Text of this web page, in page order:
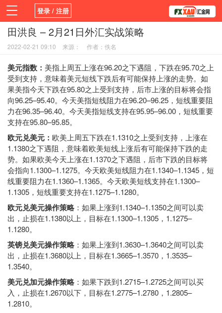
登录 / 注册
首页 新闻 观点
平台
指标EA 书籍
田洪良 – 2月21日外汇实战策略
2022-02-21 09:10 来源： 作者：佚名
美元指数： 美指上周五上涨在96.20之下遇阻，下跌在95.70之上
受到支持，意味着美元短线下跌后有可能保持上涨的走势。如
果美指今天下跌在95.80之上受到支持，后市上涨的目标将会指
向96.25–95.40。今天美指短线阻力在96.20–96.25，短线重要阻
力在96.35–96.40。今天美指短线支持在95.95–96.00，短线重要
支持在95.80–95.85。
欧元兑美元： 欧美上周五下跌在1.1310之上受到支持，上涨在
1.1380之下遇阻，意味着欧美短线上涨后有可能保持下跌的走
势。如果欧美今天上涨在1.1370之下遇阻，后市下跌的目标将
会指向1.1300–1.1275。今天欧美短线阻力在1.1340–1.1345，短
线重要阻力在1.1360–1.1365。今天欧美短线支持在1.1300–
1.1305，短线重要支持在1.1275–1.1280。
欧元兑美元操作策略 ：如果上涨到1.1340–1.1350之间可以卖
出，止损在1.1380以上，目标在1.1300–1.1305，1.1275–
1.1280。
英镑兑美元操作策略 ：如果上涨到1.3630–1.3640之间可以卖
出，止损在1.3680以上，目标在1.3665–1.3570，1.3535–
1.3540。
美元兑加元操作策略 ：如果下跌到1.2715–1.2725之间可以买
入，止损在1.2670以下，目标在1.2775–1.2780，1.2805–
1.2810。